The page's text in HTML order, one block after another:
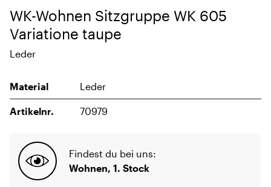
WK-Wohnen Sitzgruppe WK 605
Variatione taupe
Leder
Material Leder
Artikelnr. 70979
Findest du bei uns:
Wohnen, 1. Stock